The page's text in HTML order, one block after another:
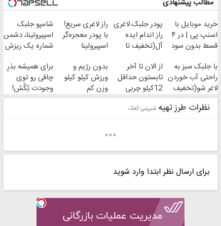
کارگاه کوچک عسلک Arezoo 1360
somaye.61 مائده افشار
مطالب پیشنهادی
خرید موبایل با
اسنپ پی | در ۴
قسط بدون سود
پودر جلبک لاغری
راز اندام ایده
آل(تخفیف تا
راز لاغری سریع!
با پودر معجزه‌گر
اسپیرولینا
شامپو جلبک
اسپیرولینا، دشمن
شماره یک ریزش
ویژه
با جلبک سبز به
راحتی آب خوردن
لاغر شو(تخفیف
تا امشب)
از الان تا آخر
تابستون حداقل
12کیلو چربی
میسوزونی
بدون رژیم و
ورزش کیلو کیلو
وزن کم
کنید(تخفیف تا
برای همیشه بذرِ
چاقی رو توی
وجودت بُکُش!
نظرات طرز تهیه شیرینی کعک
برای ارسال نظر ابتدا وارد شوید